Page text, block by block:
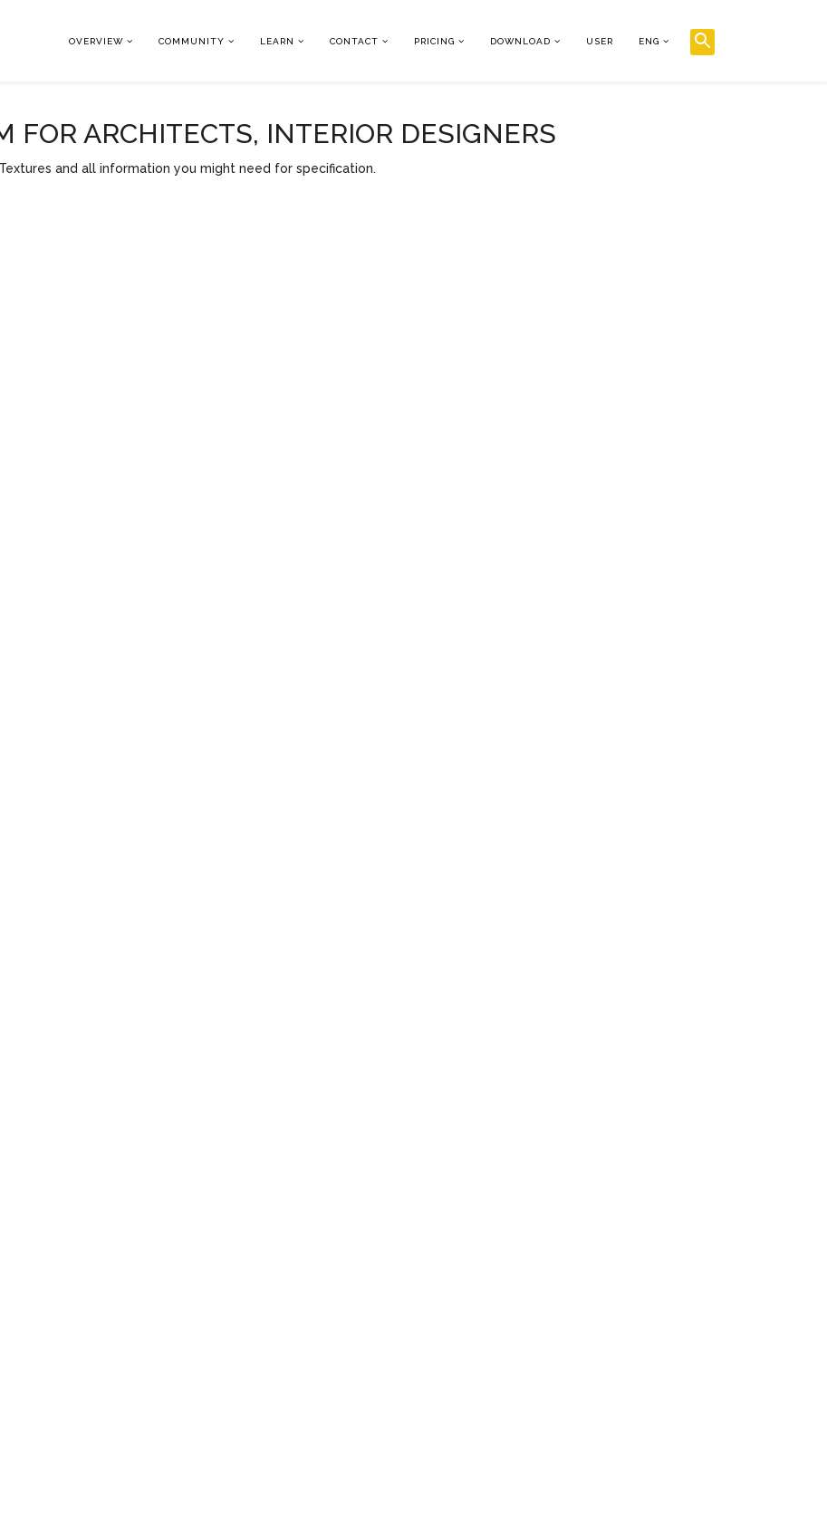
OVERVIEW COMMUNITY LEARN CONTACT PRICING DOWNLOAD USER ENG
FOR ARCHITECTS, INTERIOR DESIGNERS
and all information you might need for specification.